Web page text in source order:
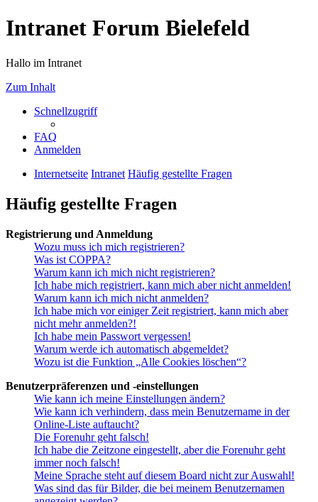
Intranet Forum Bielefeld
Hallo im Intranet
Zum Inhalt
Schnellzugriff
FAQ
Anmelden
Internetseite Intranet Häufig gestellte Fragen
Häufig gestellte Fragen
Registrierung und Anmeldung
Wozu muss ich mich registrieren?
Was ist COPPA?
Warum kann ich mich nicht registrieren?
Ich habe mich registriert, kann mich aber nicht anmelden!
Warum kann ich mich nicht anmelden?
Ich habe mich vor einiger Zeit registriert, kann mich aber
nicht mehr anmelden?!
Ich habe mein Passwort vergessen!
Warum werde ich automatisch abgemeldet?
Wozu ist die Funktion „Alle Cookies löschen“?
Benutzerpräferenzen und -einstellungen
Wie kann ich meine Einstellungen ändern?
Wie kann ich verhindern, dass mein Benutzername in der
Online-Liste auftaucht?
Die Forenuhr geht falsch!
Ich habe die Zeitzone eingestellt, aber die Forenuhr geht
immer noch falsch!
Meine Sprache steht auf diesem Board nicht zur Auswahl!
Was sind das für Bilder, die bei meinem Benutzernamen